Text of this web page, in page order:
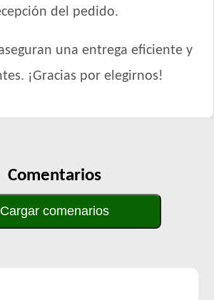
del pedido.
una entrega eficiente y
¡Gracias por elegirnos!
Comentarios
Cargar comenarios